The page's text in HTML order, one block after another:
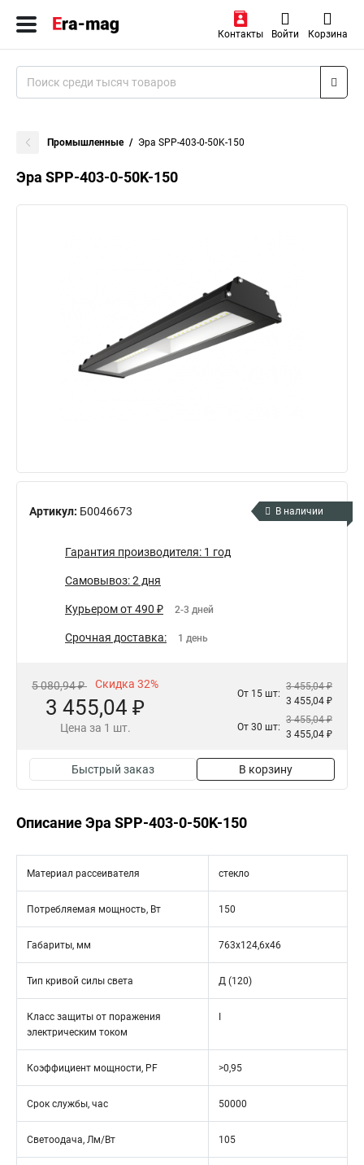
Контакты Войти Корзина
Промышленные Эра SPP-403-0-50K-150
Эра SPP-403-0-50K-150
Артикул: Б0046673 В наличии
Гарантия производителя: 1 год
Самовывоз: 2 дня
Курьером от 490 ₽ 2-3 дней
Срочная доставка: 1 день
5 080,94 ₽ Скидка 32%
3 455,04 ₽
Цена за 1 шт.
От 15 шт:
3 455,04 ₽
3 455,04 ₽
От 30 шт:
3 455,04 ₽
3 455,04 ₽
Быстрый заказ В корзину
Описание Эра SPP-403-0-50K-150
Материал рассеивателя стекло
Потребляемая мощность, Вт 150
Габариты, мм 763х124,6х46
Тип кривой силы света Д (120)
Класс защиты от поражения
электрическим током
Коэффициент мощности, PF >0,95
Срок службы, час 50000
Светоодача, Лм/Вт 105